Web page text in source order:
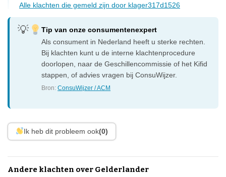
Alle klachten die gemeld zijn door klager317d1526
Tip van onze consumentenexpert
Als consument in Nederland heeft u sterke rechten.
Bij klachten kunt u de interne klachtenprocedure
doorlopen, naar de Geschillencommissie of het Kifid
stappen, of advies vragen bij ConsuWijzer.
Bron:ConsuWijzer / ACM
Ik heb dit probleem ook(0)
Andere klachten over Gelderlander